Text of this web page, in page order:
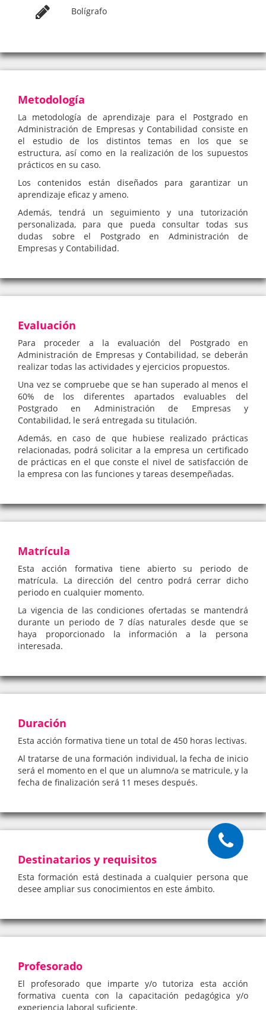
Bolígrafo
Metodología
La metodología de aprendizaje para el Postgrado en
Administración de Empresas y Contabilidad consiste en
el estudio de los distintos temas en los que se
estructura, así como en la realización de los supuestos
prácticos en su caso.
Los contenidos están diseñados para garantizar un
aprendizaje eficaz y ameno.
Además, tendrá un seguimiento y una tutorización
personalizada, para que pueda consultar todas sus
dudas sobre el Postgrado en Administración de
Empresas y Contabilidad.
Evaluación
Para proceder a la evaluación del Postgrado en
Administración de Empresas y Contabilidad, se deberán
realizar todas las actividades y ejercicios propuestos.
Una vez se compruebe que se han superado al menos el
60% de los diferentes apartados evaluables del
Postgrado en Administración de Empresas y
Contabilidad, le será entregada su titulación.
Además, en caso de que hubiese realizado prácticas
relacionadas, podrá solicitar a la empresa un certificado
de prácticas en el que conste el nivel de satisfacción de
la empresa con las funciones y tareas desempeñadas.
Matrícula
Esta acción formativa tiene abierto su periodo de
matrícula. La dirección del centro podrá cerrar dicho
periodo en cualquier momento.
La vigencia de las condiciones ofertadas se mantendrá
durante un periodo de 7 días naturales desde que se
haya proporcionado la información a la persona
interesada.
Duración
Esta acción formativa tiene un total de 450 horas lectivas.
Al tratarse de una formación individual, la fecha de inicio
será el momento en el que un alumno/a se matricule, y la
fecha de finalización será 11 meses después.
Destinatarios y requisitos
Esta formación está destinada a cualquier persona que
desee ampliar sus conocimientos en este ámbito.
Profesorado
El profesorado que imparte y/o tutoriza esta acción
formativa cuenta con la capacitación pedagógica y/o
experiencia laboral suficiente.